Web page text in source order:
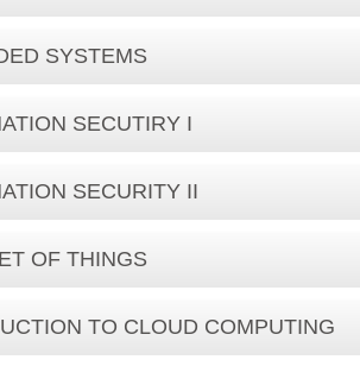
SYSTEMS
SECUTIRY I
SECURITY II
OF THINGS
TO CLOUD COMPUTING